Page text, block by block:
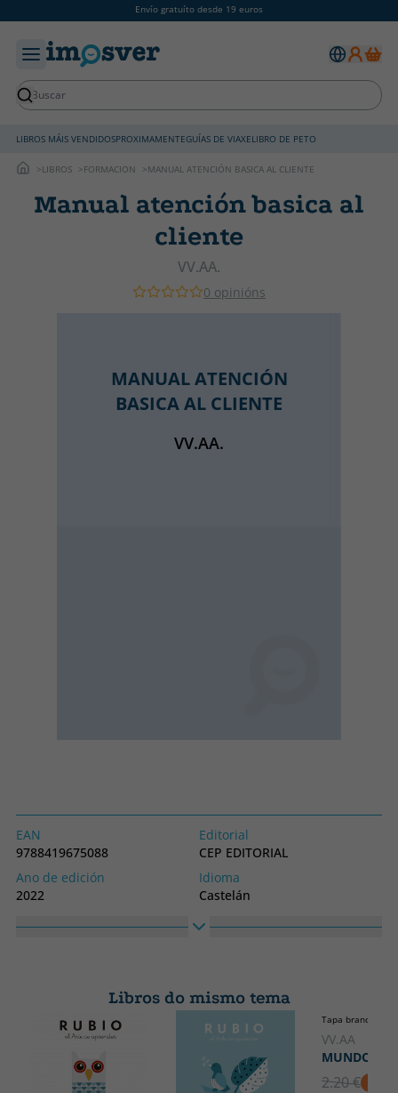
Envío gratuíto desde 19 euros
LIBROS MÁIS VENDIDOSPROXIMAMENTEGUÍAS DE VIAXELIBRO DE PETO
LIBROS FORMACION MANUAL ATENCIÓN BASICA AL CLIENTE
Manual atención basica al
cliente
VV.AA.
0 opinións
MANUAL ATENCIÓN
BASICA AL CLIENTE
VV.AA.
EAN
9788419675088
Editorial
CEP EDITORIAL
Ano de edición
2022
Idioma
Castelán
Libros do mismo tema
Tapa branda ou
VV.AA
MUNDO
2.20 €